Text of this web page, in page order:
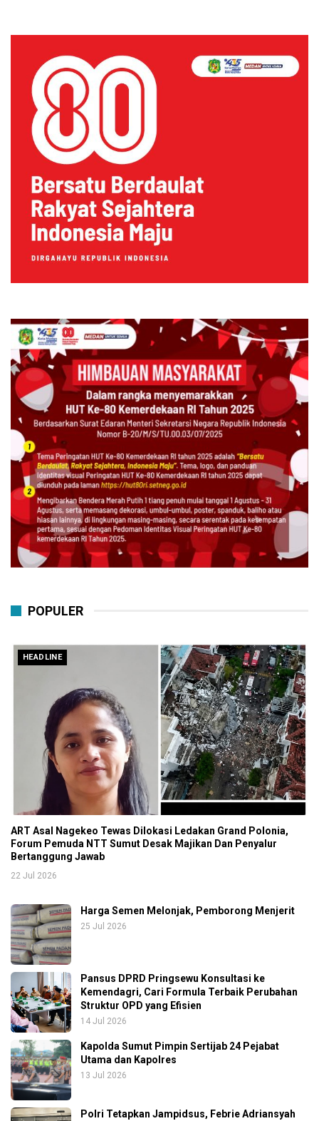
POPULER
HEADLINE
ART Asal Nagekeo Tewas Dilokasi Ledakan Grand Polonia,
Forum Pemuda NTT Sumut Desak Majikan Dan Penyalur
Bertanggung Jawab
22 Jul 2026
Harga Semen Melonjak, Pemborong Menjerit
25 Jul 2026
Pansus DPRD Pringsewu Konsultasi ke
Kemendagri, Cari Formula Terbaik Perubahan
Struktur OPD yang Efisien
14 Jul 2026
Kapolda Sumut Pimpin Sertijab 24 Pejabat
Utama dan Kapolres
13 Jul 2026
Polri Tetapkan Jampidsus, Febrie Adriansyah